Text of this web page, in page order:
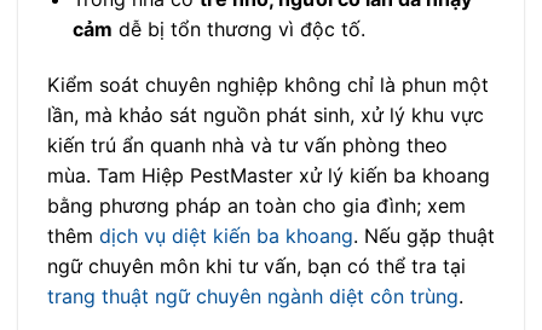
cảm dễ bị tổn thương vì độc tố.
Kiểm soát chuyên nghiệp không chỉ là phun một
lần, mà khảo sát nguồn phát sinh, xử lý khu vực
kiến trú ẩn quanh nhà và tư vấn phòng theo
mùa. Tam Hiệp PestMaster xử lý kiến ba khoang
bằng phương pháp an toàn cho gia đình; xem
thêm dịch vụ diệt kiến ba khoang. Nếu gặp thuật
ngữ chuyên môn khi tư vấn, bạn có thể tra tại
trang thuật ngữ chuyên ngành diệt côn trùng.